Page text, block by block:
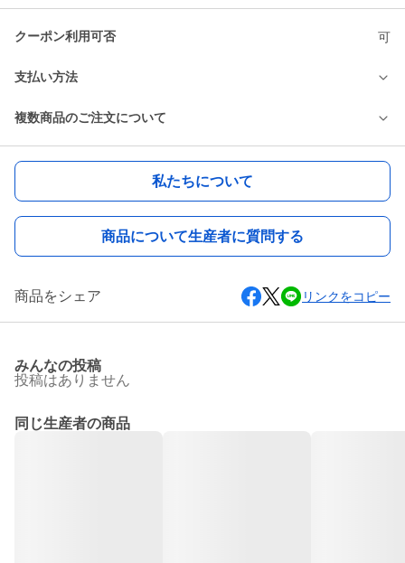
クーポン利用可否 可
支払い方法
複数商品のご注文について
私たちについて
商品について生産者に質問する
商品をシェア リンクをコピー
みんなの投稿
投稿はありません
同じ生産者の商品